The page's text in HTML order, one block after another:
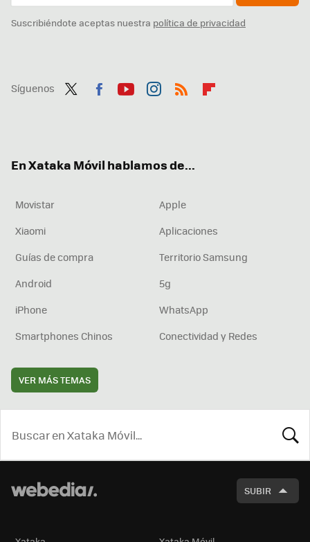
Suscribiéndote aceptas nuestra política de privacidad
Síguenos
En Xataka Móvil hablamos de...
Movistar
Apple
Xiaomi
Aplicaciones
Guías de compra
Territorio Samsung
Android
5g
iPhone
WhatsApp
Smartphones Chinos
Conectividad y Redes
VER MÁS TEMAS
SUBIR